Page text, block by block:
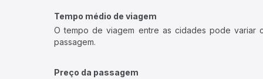
Tempo médio de viagem
O tempo de viagem entre as cidades pode variar
passagem.
Preço da passagem